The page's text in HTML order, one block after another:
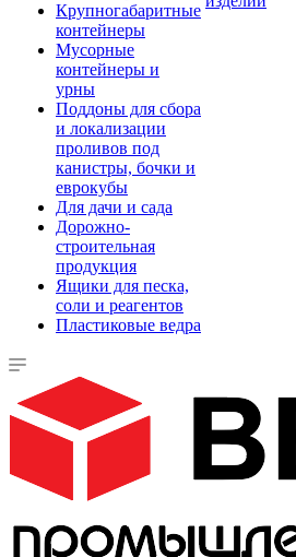
Крупногабаритные
контейнеры
Мусорные
контейнеры и
урны
Поддоны для сбора
и локализации
проливов под
канистры, бочки и
еврокубы
Для дачи и сада
Дорожно-
строительная
продукция
Ящики для песка,
соли и реагентов
Пластиковые ведра